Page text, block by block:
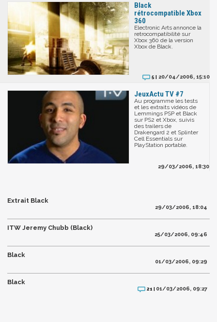
Black
rétrocompatible Xbox
360
Electronic Arts annonce la
retrocompatibilité sur
Xbox 360 de la version
Xbox de Black.
5 | 20/04/2006, 15:10
JeuxActu TV #7
Au programme les tests
et les extraits vidéos de
Lemmings PSP et Black
sur PS2 et Xbox, suivis
des trailers de
Drakengard 2 et Splinter
Cell Essentials sur
PlayStation portable.
29/03/2006, 18:30
Extrait Black
29/03/2006, 18:04
ITW Jeremy Chubb (Black)
25/03/2006, 09:46
Black
01/03/2006, 09:29
Black
21 | 01/03/2006, 09:27